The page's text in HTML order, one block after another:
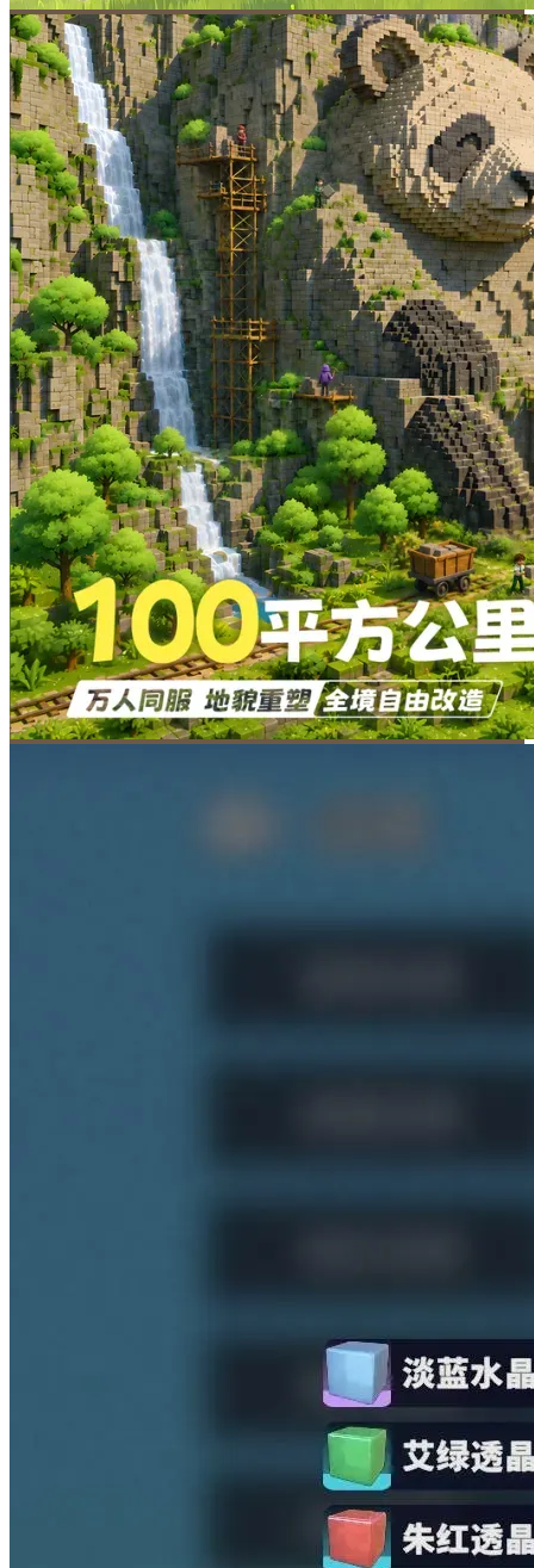
01.14
18点开启测试预下载
01.14
18点开启测试预下载